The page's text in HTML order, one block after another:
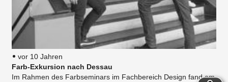
vor 10 Jahren
Farb-Exkursion nach Dessau
Im Rahmen des Farbseminars im Fachbereich Design fand am